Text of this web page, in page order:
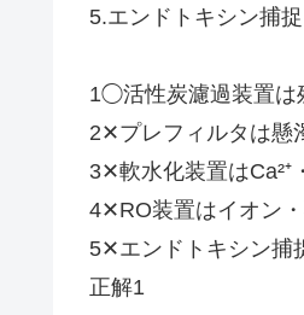
5.エンドトキシン捕
1◯活性炭濾過装置は
2✕プレフィルタは懸
3✕軟水化装置はCa²⁺
4✕RO装置はイオン
5✕エンドトキシン捕
正解1